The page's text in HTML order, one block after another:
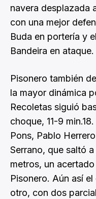
navera desplazada
con una mejor
Buda en portería y
Bandeira en ataque.
Pisonero también
la mayor dinámica
Recoletas siguió
choque, 11-9
Pons, Pablo
Serrano, que saltó
metros, un
Pisonero. Aún así
otro, con dos